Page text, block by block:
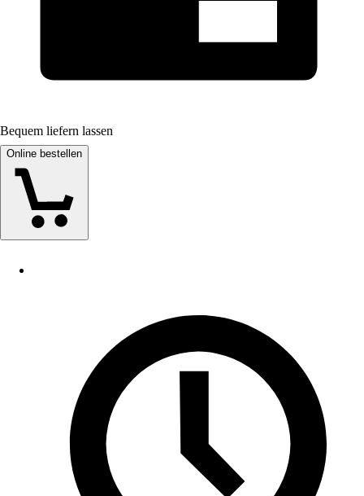
Bequem liefern lassen
Online bestellen